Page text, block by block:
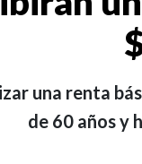
una renta
de 60 años y